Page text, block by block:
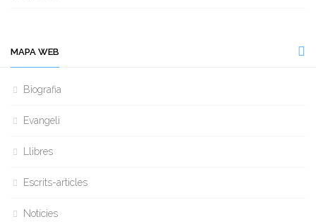
MAPA WEB
Biografia
Evangeli
Llibres
Escrits-articles
Notícies